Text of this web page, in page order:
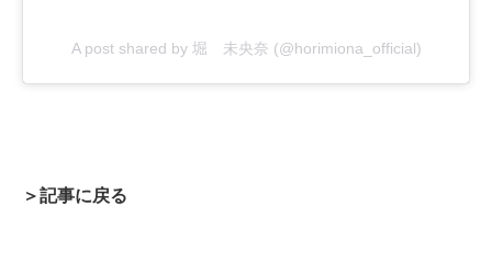
A post shared by 堀 未央奈 (@horimiona_official)
＞記事に戻る